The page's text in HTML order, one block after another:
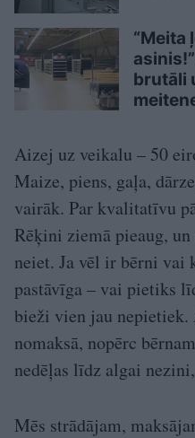
“Meita
brutāli
Aizej uz veikalu – 50
Maize, piens, gaļa,
vairāk. Par kvalitatīvu
Rēķini ziemā pieaug,
neiet. Ja vēl ir bērni vai
pastāvīga – vai pietiks
bieži vien jau nepietiek.
nomaksā, nopērc
nedēļas līdz algai
Mēs strādājam,